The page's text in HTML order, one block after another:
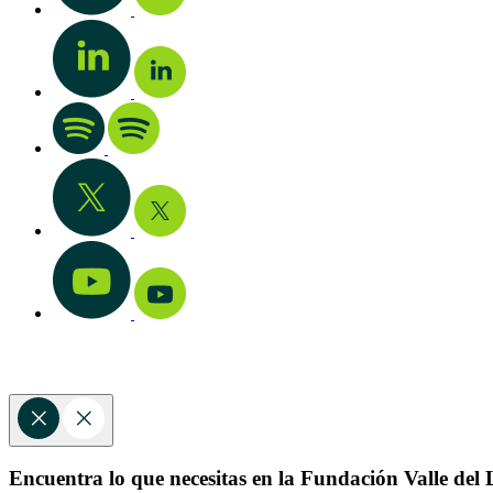
Encuentra lo que necesitas en la Fundación Valle del